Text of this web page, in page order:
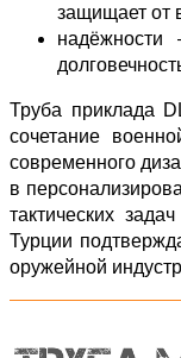
защищает от
надёжности
Труба приклада
сочетание
современного
в
тактических
Турции
оружейной